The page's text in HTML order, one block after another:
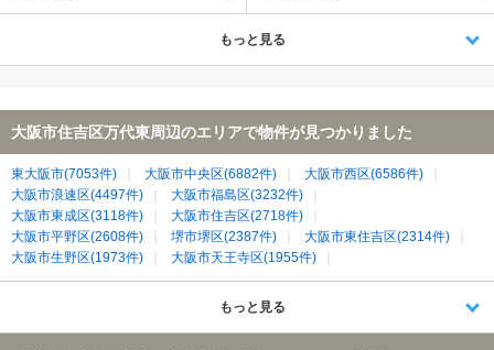
もっと見る
大阪市住吉区万代東周辺のエリアで物件が見つかりました
東大阪市(7053件) 大阪市中央区(6882件)
大阪市西区(6586件)
大阪市浪速区(4497件)
大阪市福島区(3232件)
大阪市東成区(3118件)
大阪市住吉区(2718件)
大阪市平野区(2608件)
堺市堺区(2387件)
大阪市東住吉区(2314件)
大阪市生野区(1973件)
大阪市天王寺区(1955件)
大阪市阿倍野区(1653件)
八尾市(1357件)
堺市北区(1226件)
大阪市住之江区(861件)
もっと見る